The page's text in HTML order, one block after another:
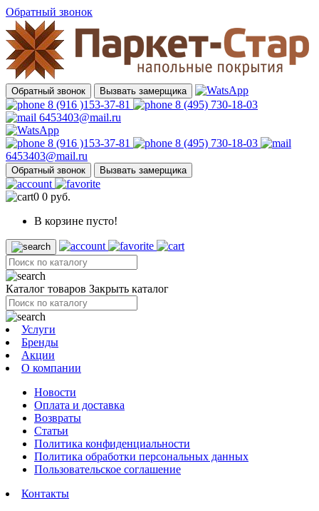
Обратный звонок
Обратный звонок Вызвать замерщика
8 (916 )153-37-81
8 (495) 730-18-03
6453403@mail.ru
8 (916 )153-37-81
8 (495) 730-18-03
6453403@mail.ru
Обратный звонок Вызвать замерщика
0 0 руб.
В корзине пусто!
Каталог товаров Закрыть каталог
Услуги
Бренды
Акции
О компании
Новости
Оплата и доставка
Возвраты
Статьи
Политика конфиденциальности
Политика обработки персональных данных
Пользовательское соглашение
Контакты